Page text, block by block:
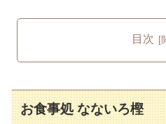
目次
お食事処 なないろ樫